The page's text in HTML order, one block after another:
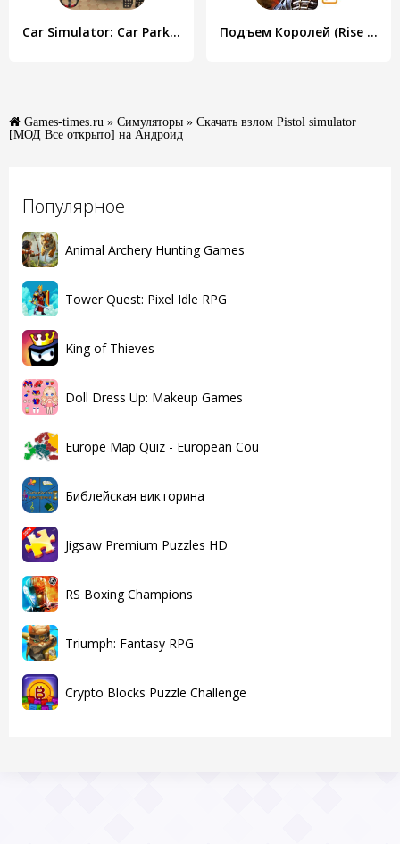
Популярное
Animal Archery Hunting Games
Tower Quest: Pixel Idle RPG
King of Thieves
Doll Dress Up: Makeup Games
Europe Map Quiz - European Cou
Библейская викторина
Jigsaw Premium Puzzles HD
RS Boxing Champions
Triumph: Fantasy RPG
Crypto Blocks Puzzle Challenge
Car Simulator: Car Parking 3D Подъем Королей (Rise of the Kings)
Games-times.ru » Симуляторы » Скачать взлом Pistol simulator
[МОД Все открыто] на Андроид